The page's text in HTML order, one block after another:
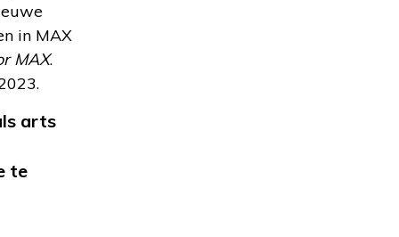
in MAX
MAX.
arts
te